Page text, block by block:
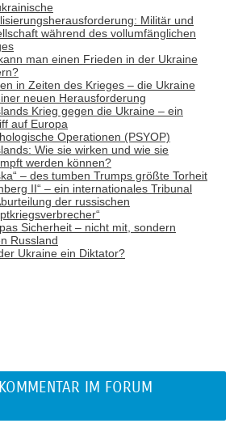
Militär und
während des vollumfänglichen
man einen Frieden in der Ukraine
in Zeiten des Krieges – die Ukraine
neuen Herausforderung
Krieg gegen die Ukraine – ein
auf Europa
Operationen (PSYOP)
Wie sie wirken und wie sie
werden können?
– des tumben Trumps größte Torheit
II“ – ein internationales Tribunal
der russischen
Sicherheit – nicht mit, sondern
Russland
Ukraine ein Diktator?
IM FORUM